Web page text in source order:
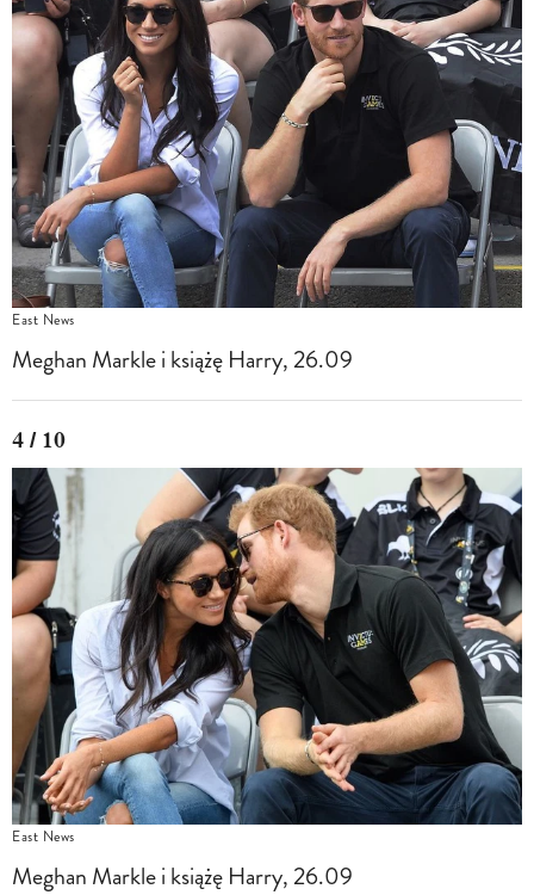
East News
Meghan Markle i książę Harry, 26.09
4 / 10
East News
Meghan Markle i książę Harry, 26.09